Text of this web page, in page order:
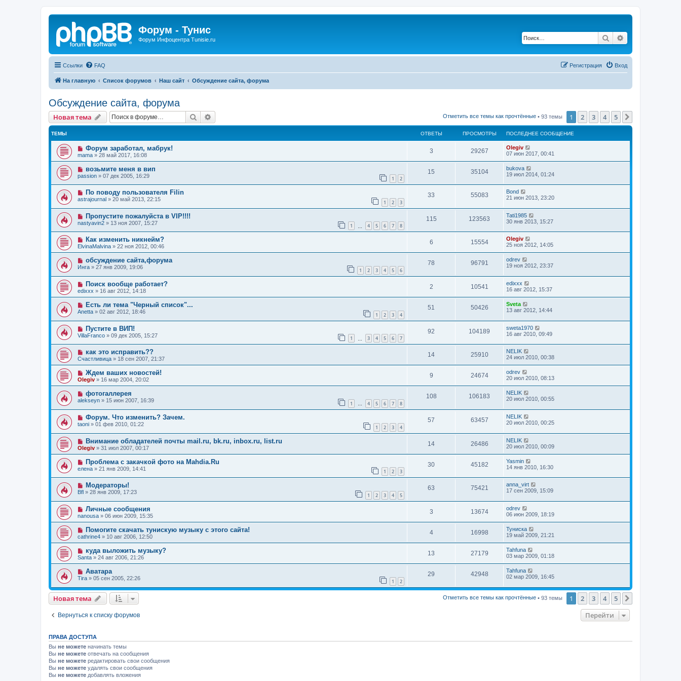
Форум - Тунис
Форум Инфоцентра Tunisie.ru Поиск
Ссылки FAQ Вход
Регистрация
На главную Список форумов Наш сайт Обсуждение сайта, форума
Обсуждение сайта, форума
Новая тема Поиск Отметить все темы как прочтённые • 93 темы 1 2 3 4 5
ТЕМЫ ОТВЕТЫ ПРОСМОТРЫ ПОСЛЕДНЕЕ СООБЩЕНИЕ
Форум заработал, мабрук!
mama » 28 май 2017, 16:08
3 29267
Olegiv
07 июн 2017, 00:41
возьмите меня в вип
passion » 07 дек 2005, 16:29 1 2
15 35104
bukova
19 июл 2014, 01:24
По поводу пользователя Filin
astrajournal » 20 май 2013, 22:15 1 2 3
33 55083
Bond
21 июн 2013, 23:20
Пропустите пожалуйста в VIP!!!!
nastyavin2 » 13 ноя 2007, 15:27 1 4 5 6 7 8
115 123563
Tati1985
30 янв 2013, 15:27
Как изменить никнейм?
ElvinaMalvina » 22 ноя 2012, 00:46
6 15554
Olegiv
25 ноя 2012, 14:05
обсуждение сайта,форума
Инга » 27 янв 2009, 19:06 1 2 3 4 5 6
78 96791
odrev
19 ноя 2012, 23:37
Поиск вообще работает?
edixxx » 16 авг 2012, 14:18
2 10541
edixxx
16 авг 2012, 15:37
Есть ли тема "Черный список"...
Anetta » 02 авг 2012, 18:46 1 2 3 4
51 50426
Sveta
13 авг 2012, 14:44
Пустите в ВИП!
VillaFranco » 09 дек 2005, 15:27 1 3 4 5 6 7
92 104189
sweta1970
16 авг 2010, 09:49
как это исправить??
Счастливица » 18 сен 2007, 21:37
14 25910
NELIK
24 июл 2010, 00:38
Ждем ваших новостей!
Olegiv » 16 мар 2004, 20:02
9 24674
odrev
20 июл 2010, 08:13
фотогаллерея
alekseyn » 15 июн 2007, 16:39 1 … 4 5 6 7 8
108 106183
NELIK
20 июл 2010, 00:55
Форум. Что изменить? Зачем.
taoni » 01 фев 2010, 01:22 1 2 3 4
57 63457
NELIK
20 июл 2010, 00:25
Внимание обладателей почты mail.ru, bk.ru, inbox.ru, list.ru
Olegiv » 31 июл 2007, 00:17
14 26486
NELIK
20 июл 2010, 00:09
Проблема с закачкой фото на Mahdia.Ru
елена » 21 янв 2009, 14:41 1 2 3
30 45182
Yasmin
14 янв 2010, 16:30
Модераторы!
Bfl » 28 янв 2009, 17:23 1 2 3 4 5
63 75421
anna_virt
17 сен 2009, 15:09
Личные сообщения
nanousa » 06 июн 2009, 15:35
3 13674
odrev
06 июн 2009, 18:19
Помогите скачать тунискую музыку с этого сайта!
cathrine4 » 10 авг 2006, 12:50
4 16998
Туниска
19 май 2009, 21:21
куда выложить музыку?
Santa » 24 авг 2006, 21:26
13 27179
Tahfuna
03 мар 2009, 01:18
Аватара
Tira » 05 сен 2005, 22:26 1 2
29 42948
Tahfuna
02 мар 2009, 16:45
Новая тема Отметить все темы как прочтённые • 93 темы 1 2 3 4 5
Вернуться к списку форумов Перейти
ПРАВА ДОСТУПА
Вы не можете начинать темы
Вы не можете отвечать на сообщения
Вы не можете редактировать свои сообщения
Вы не можете удалять свои сообщения
Вы не можете добавлять вложения